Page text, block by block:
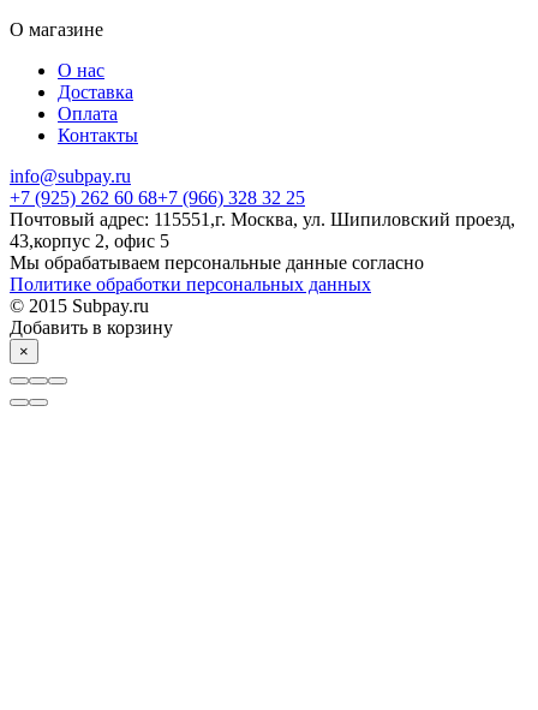
О магазине
О нас
Доставка
Оплата
Контакты
info@subpay.ru
+7 (925) 262 60 68+7 (966) 328 32 25
Почтовый адрес: 115551,г. Москва, ул. Шипиловский проезд,
43,корпус 2, офис 5
Мы обрабатываем персональные данные согласно
Политике обработки персональных данных
© 2015 Subpay.ru
Добавить в корзину
×